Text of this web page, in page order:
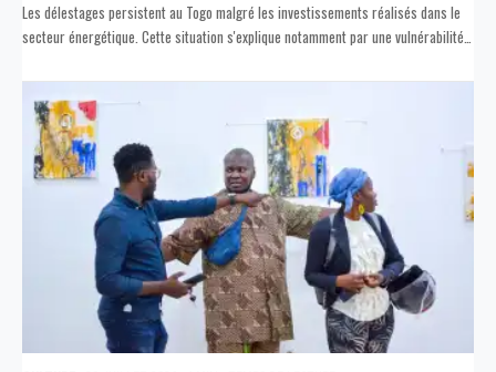
Les délestages persistent au Togo malgré les investissements réalisés dans le
secteur énergétique. Cette situation s'explique notamment par une vulnérabilité…